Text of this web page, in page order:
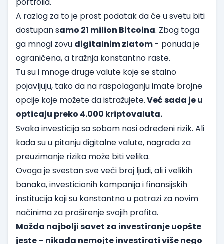
A razlog za to je prost podatak da će u svetu biti
dostupan samo 21 milion Bitcoina. Zbog toga
ga mnogi zovu digitalnim zlatom - ponuda je
ograničena, a tražnja konstantno raste.
Tu su i mnoge druge valute koje se stalno
pojavljuju, tako da na raspolaganju imate brojne
opcije koje možete da istražujete.Već sada je u
opticaju preko 4.000 kriptovaluta.
Svaka investicija sa sobom nosi određeni rizik. Ali
kada su u pitanju digitalne valute, nagrada za
preuzimanje rizika može biti velika.
Ovoga je svestan sve veći broj ljudi, ali i velikih
banaka, investicionih kompanija i finansijskih
institucija koji su konstantno u potrazi za novim
načinima za proširenje svojih profita.
Možda najbolji savet za investiranje uopšte
jeste – nikada nemojte investirati više nego